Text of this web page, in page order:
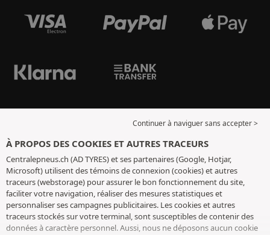
Continuer à naviguer sans accepter >
À PROPOS DES COOKIES ET AUTRES TRACEURS
Centralepneus.ch (AD TYRES) et ses partenaires (Google, Hotjar,
Microsoft) utilisent des témoins de connexion (cookies) et autres
traceurs (webstorage) pour assurer le bon fonctionnement du site,
faciliter votre navigation, réaliser des mesures statistiques et
personnaliser ses campagnes publicitaires. Les cookies et autres
traceurs stockés sur votre terminal, sont susceptibles de contenir des
données à caractère personnel. Aussi, nous ne déposons aucun cookie